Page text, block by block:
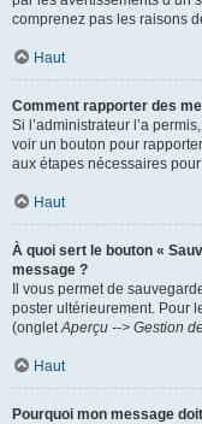
comprenez pas les raisons
Haut
Comment rapporter des
Si l’administrateur l’a
voir un bouton pour
aux étapes nécessaires
Haut
À quoi sert le bouton «
message ?
Il vous permet de
poster ultérieurement. Pour
(ongletAperçu --> Gestion
Haut
Pourquoi mon message